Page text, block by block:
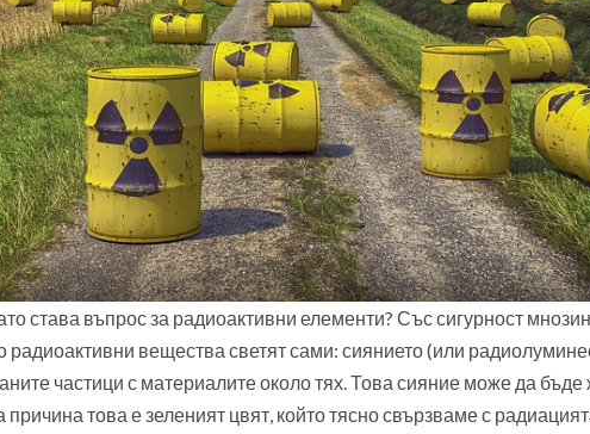
става въпрос за радиоактивни елементи? Със сигурност
радиоактивни вещества светят сами: сиянието (или
частици с материалите около тях. Това сияние може да бъде
това е зеленият цвят, който тясно свързваме с